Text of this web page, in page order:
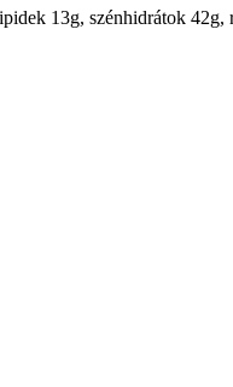
13g, szénhidrátok 42g,